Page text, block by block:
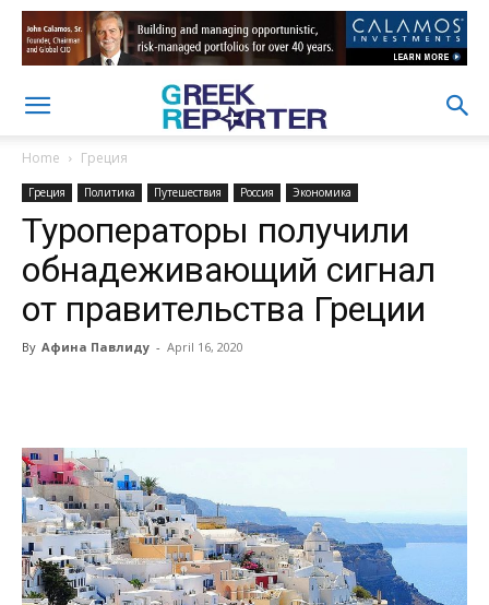
Home Греция
Греция Политика Путешествия Россия Экономика
Туроператоры получили
обнадеживающий сигнал
от правительства Греции
By Афина Павлиду - April 16, 2020